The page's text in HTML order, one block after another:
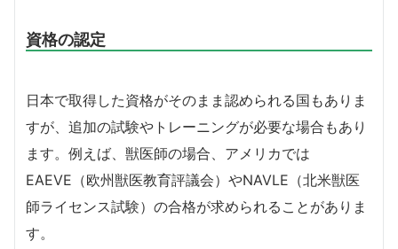
資格の認定
日本で取得した資格がそのまま認められる国もありま
すが、追加の試験やトレーニングが必要な場合もあり
ます。例えば、獣医師の場合、アメリカでは
EAEVE（欧州獣医教育評議会）やNAVLE（北米獣医
師ライセンス試験）の合格が求められることがありま
す。